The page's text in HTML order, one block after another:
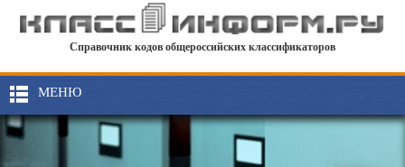
Справочник кодов общероссийских классификаторов
МЕНЮ